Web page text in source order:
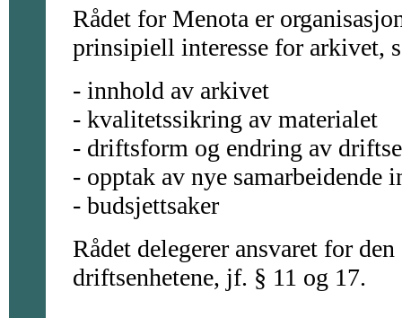
Rådet for Menota er
prinsipiell interesse for arkivet,
- innhold av arkivet
- kvalitetssikring av materialet
- driftsform og endring av
- opptak av nye samarbeidende
- budsjettsaker
Rådet delegerer ansvaret for
driftsenhetene, jf. § 11 og 17.